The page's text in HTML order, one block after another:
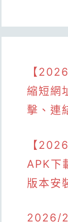
【
縮短網
擊、連
【
APK下
版本安
2026/